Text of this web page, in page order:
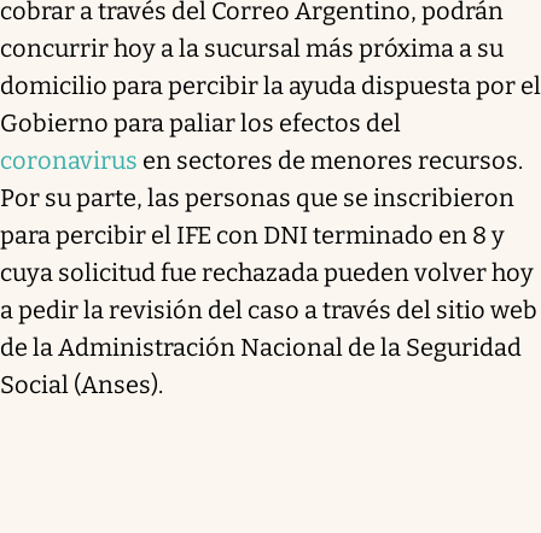
cobrar a través del Correo Argentino, podrán
concurrir hoy a la sucursal más próxima a su
domicilio para percibir la ayuda dispuesta por el
Gobierno para paliar los efectos del
coronavirus en sectores de menores recursos.
Por su parte, las personas que se inscribieron
para percibir el IFE con DNI terminado en 8 y
cuya solicitud fue rechazada pueden volver hoy
a pedir la revisión del caso a través del sitio web
de la Administración Nacional de la Seguridad
Social (Anses).